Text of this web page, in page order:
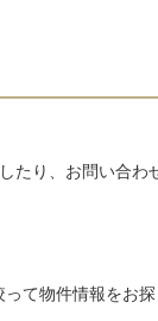
り、お問い合
て物件情報をお探